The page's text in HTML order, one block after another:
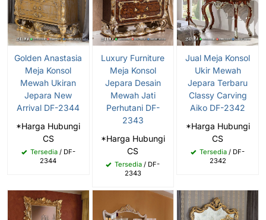
Golden Anastasia
Meja Konsol
Mewah Ukiran
Jepara New
Arrival DF-2344
*Harga Hubungi
CS
Tersedia/ DF-
2344
Luxury Furniture
Meja Konsol
Jepara Desain
Mewah Jati
Perhutani DF-
2343
*Harga Hubungi
CS
Tersedia / DF-
2343
Jual Meja Konsol
Ukir Mewah
Jepara Terbaru
Classy Carving
Aiko DF-2342
*Harga Hubungi
CS
Tersedia / DF-
2342